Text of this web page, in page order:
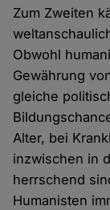
Zum Zweiten
Obwohl
Gewährung
gleiche
Alter, bei
inzwischen in
herrschend
Humanisten